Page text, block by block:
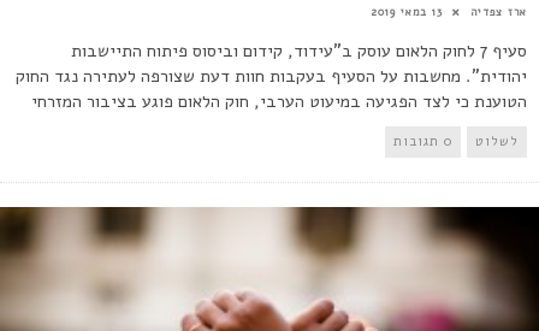
ארז צפדיה 13 במאי 2019
סעיף 7 לחוק הלאום עוסק ב"עידוד, קידום וביסוס פיתוח התיישבות
יהודית". מחשבות על הסעיף בעקבות חוות דעת שצורפה לעתירה נגד החוק
הטוענת כי לצד הפגיעה במיעוט הערבי, חוק הלאום פוגע בציבור המזרחי
לשלוט 0 תגובות